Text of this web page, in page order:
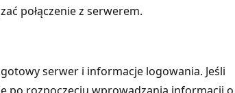
połączenie z serwerem.
serwer i informacje logowania. Jeśli
po rozpoczęciu wprowadzania informacji o